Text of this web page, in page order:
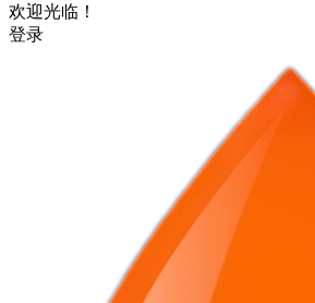
欢迎光临！
登录